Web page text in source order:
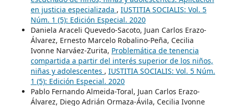
en justicia especializada , IUSTITIA SOCIALIS: Vol. 5
Núm. 1 (5): Edición Especial. 2020
Daniela Araceli Quevedo-Sacoto, Juan Carlos Erazo-
Álvarez, Ernesto Marcelo Robalino-Peña, Cecilia
Ivonne Narváez-Zurita, Problemática de tenencia
compartida a partir del interés superior de los niños,
niñas y adolescentes , IUSTITIA SOCIALIS: Vol. 5 Núm.
1 (5): Edición Especial. 2020
Pablo Fernando Almeida-Toral, Juan Carlos Erazo-
Álvarez, Diego Adrián Ormaza-Ávila, Cecilia Ivonne